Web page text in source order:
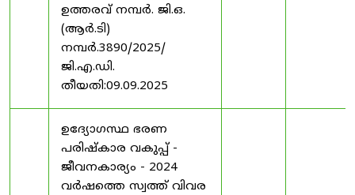
ഉത്തരവ് നമ്പർ. ജി.ഒ.
(ആർ.ടി)
നമ്പർ.3890/2025/
ജി.എ.ഡി.
തീയതി:09.09.2025
ഉദ്യോഗസ്ഥ ഭരണ
പരിഷ്കാര വകുപ്പ് -
ജീവനകാര്യം - 2024
വർഷത്തെ സ്വത്ത് വിവര